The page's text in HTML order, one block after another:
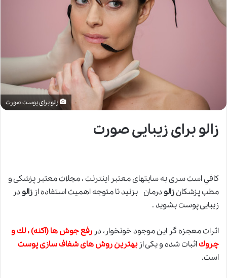
زالو برای پوست صورت
زالو برای زیبایی صورت
كافي است سری به سايتهای معتبر اينترنت ، مجلات معتبر پزشكی و
مطب پزشكانزالودرمان بزنيد تا متوجه اهميت استفاده از زالودر
زيبايی پوست بشويد .
اثرات معجزه گر اين موجود خونخوار، در رفع جوش ها (آكنه) ، لك و
چروكاثبات شده و يكی ازبهترين روش های شفاف سازی پوست
است.